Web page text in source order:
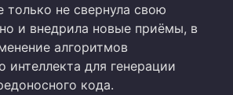
только не свернула свою
и внедрила новые приёмы, в
алгоритмов
интеллекта для генерации
кода.